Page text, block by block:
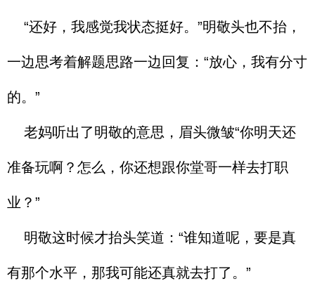
“还好，我感觉我状态挺好。”明敬头也不抬，
一边思考着解题思路一边回复：“放心，我有分寸
的。”
老妈听出了明敬的意思，眉头微皱“你明天还
准备玩啊？怎么，你还想跟你堂哥一样去打职
业？”
明敬这时候才抬头笑道：“谁知道呢，要是真
有那个水平，那我可能还真就去打了。”